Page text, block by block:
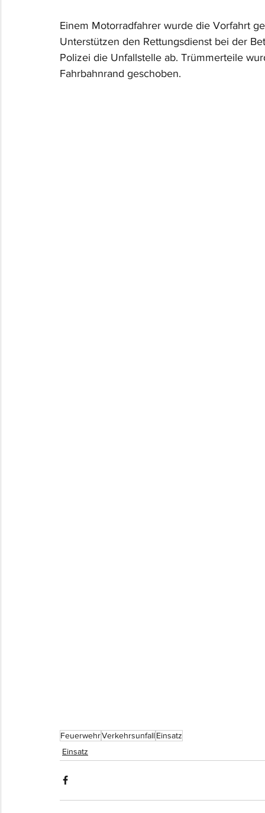
Einem Motorradfahrer wurde die Vorfahrt
Unterstützen den Rettungsdienst bei der
Polizei die Unfallstelle ab. Trümmerteile
Fahrbahnrand geschoben.
FeuerwehrVerkehrsunfall Einsatz
Einsatz